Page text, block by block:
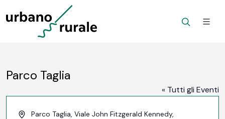
Parco Taglia
« Tutti gli Eventi
IndirizzoParco Taglia, Viale John Fitzgerald Kennedy,